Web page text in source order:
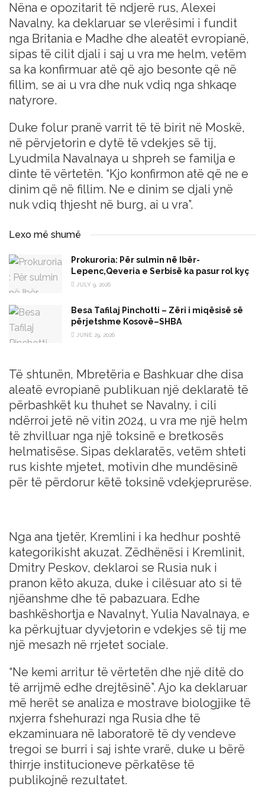
Nëna e opozitarit të ndjerë rus, Alexei
Navalny, ka deklaruar se vlerësimi i fundit
nga Britania e Madhe dhe aleatët evropianë,
sipas të cilit djali i saj u vra me helm, vetëm
sa ka konfirmuar atë që ajo besonte që në
fillim, se ai u vra dhe nuk vdiq nga shkaqe
natyrore.
Duke folur pranë varrit të të birit në Moskë,
në përvjetorin e dytë të vdekjes së tij,
Lyudmila Navalnaya u shpreh se familja e
dinte të vërtetën. “Kjo konfirmon atë që ne e
dinim që në fillim. Ne e dinim se djali ynë
nuk vdiq thjesht në burg, ai u vra”.
Lexo më shumë
Prokuroria: Për sulmin në Ibër-
Lepenc,Qeveria e Serbisë ka pasur rol kyç
JULY 9, 2026
Besa Tafilaj Pinchotti – Zëri i miqësisë së
përjetshme Kosovë–SHBA
JUNE 29, 2026
Të shtunën, Mbretëria e Bashkuar dhe disa
aleatë evropianë publikuan një deklaratë të
përbashkët ku thuhet se Navalny, i cili
ndërroi jetë në vitin 2024, u vra me një helm
të zhvilluar nga një toksinë e bretkosës
helmatisëse. Sipas deklaratës, vetëm shteti
rus kishte mjetet, motivin dhe mundësinë
për të përdorur këtë toksinë vdekjeprurëse.
Nga ana tjetër, Kremlini i ka hedhur poshtë
kategorikisht akuzat. Zëdhënësi i Kremlinit,
Dmitry Peskov, deklaroi se Rusia nuk i
pranon këto akuza, duke i cilësuar ato si të
njëanshme dhe të pabazuara. Edhe
bashkëshortja e Navalnyt, Yulia Navalnaya, e
ka përkujtuar dyvjetorin e vdekjes së tij me
një mesazh në rrjetet sociale.
“Ne kemi arritur të vërtetën dhe një ditë do
të arrijmë edhe drejtësinë”. Ajo ka deklaruar
më herët se analiza e mostrave biologjike të
nxjerra fshehurazi nga Rusia dhe të
ekzaminuara në laboratorë të dy vendeve
tregoi se burri i saj ishte vrarë, duke u bërë
thirrje institucioneve përkatëse të
publikojnë rezultatet.